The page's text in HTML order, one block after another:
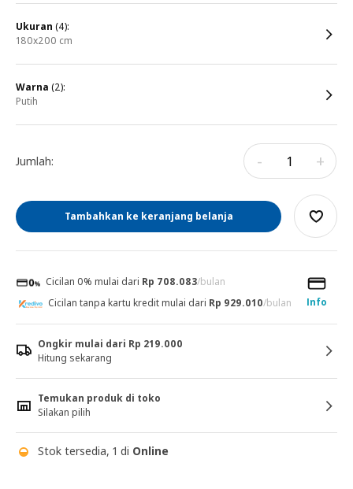
ukuran (4):
180x200 cm
warna (2):
putih
Jumlah: - +
Tambahkan ke keranjang belanja
Cicilan 0% mulai dari Rp 708.083/bulan
Info
Cicilan tanpa kartu kredit mulai dari Rp 929.010/bulan
Ongkir mulai dari Rp 219.000
Hitung sekarang
Temukan produk di toko
Silakan pilih
Stok tersedia, 1 di Online